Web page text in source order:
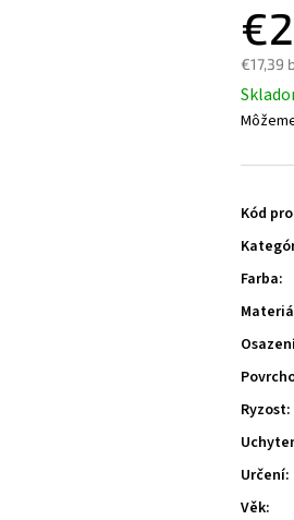
€17,39
Kód
Farba:
Ryzost:
Určení:
Věk: